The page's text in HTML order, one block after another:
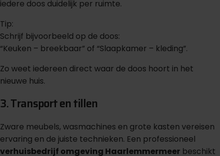
iedere doos duidelijk per ruimte.
Tip:
Schrijf bijvoorbeeld op de doos:
“Keuken – breekbaar” of “Slaapkamer – kleding”.
Zo weet iedereen direct waar de doos hoort in het
nieuwe huis.
3. Transport en tillen
Zware meubels, wasmachines en grote kasten vereisen
ervaring en de juiste technieken. Een professioneel
verhuisbedrijf omgeving Haarlemmermeer beschikt